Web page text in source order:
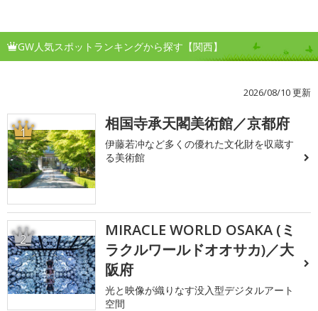
GW人気スポットランキングから探す【関西】
2026/08/10 更新
1 相国寺承天閣美術館／京都府
伊藤若冲など多くの優れた文化財を収蔵す
る美術館
2
MIRACLE WORLD OSAKA (ミ
ラクルワールドオオサカ)／大
阪府
光と映像が織りなす没入型デジタルアート
空間